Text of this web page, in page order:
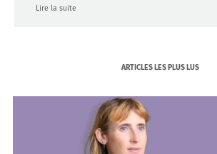
Lire la suite
ARTICLES LES PLUS LUS